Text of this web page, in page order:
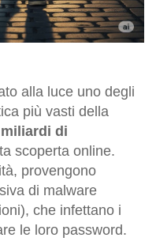
alla luce uno degli
più vasti della
miliardi di
scoperta online.
provengono
di malware
che infettano i
le loro password.